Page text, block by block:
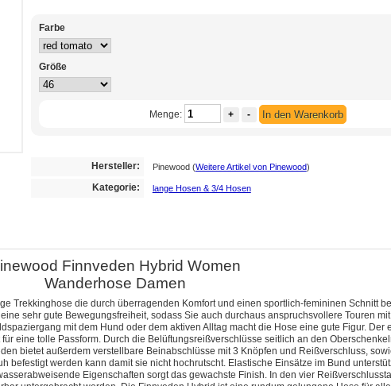
Farbe
Größe
Menge: + - In den Warenkorb
Hersteller: Pinewood (Weitere Artikel von Pinewood)
Kategorie: lange Hosen & 3/4 Hosen
Finnveden Hybrid Women
Wanderhose Damen
Trekkinghose die durch überragenden Komfort und einen sportlich-femininen Schnitt
sehr gute Bewegungsfreiheit, sodass Sie auch durchaus anspruchsvollere Touren
mit dem Hund oder dem aktiven Alltag macht die Hose eine gute Figur. Der
eine tolle Passform. Durch die Belüftungsreißverschlüsse seitlich an den
bietet außerdem verstellbare Beinabschlüsse mit 3 Knöpfen und Reißverschluss,
befestigt werden kann damit sie nicht hochrutscht. Elastische Einsätze im Bund
Eigenschaften sorgt das gewachste Finish. In den vier